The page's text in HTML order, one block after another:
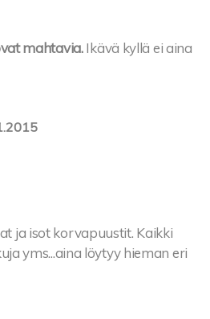
mahtavia. Ikävä kyllä ei aina
ja isot korvapuustit. Kaikki
yms...aina löytyy hieman eri